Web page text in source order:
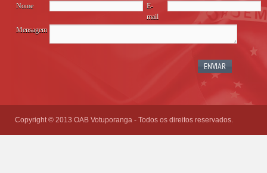
Nome
E-
mail
Mensagem
Copyright © 2013 OAB Votuporanga - Todos os direitos reservados.